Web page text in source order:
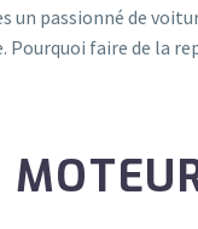
passionné de
faire de la